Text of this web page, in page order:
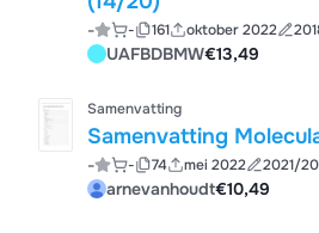
- - 161 oktober 2022
UAFBDBMW€13,49
Samenvatting
Samenvatting
- - 74 mei 2022 2021/
arnevanhoudt€10,49